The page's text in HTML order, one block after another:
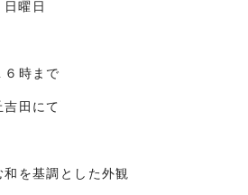
曜日
時まで
田にて
和を基調とした外観